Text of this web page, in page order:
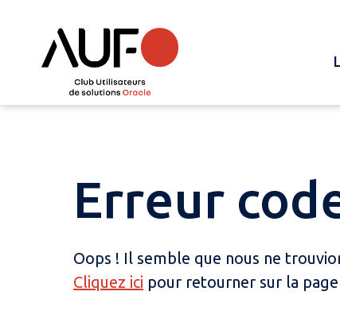
Erreur
Oops ! Il semble que nous ne
Cliquez ici pour retourner sur la page